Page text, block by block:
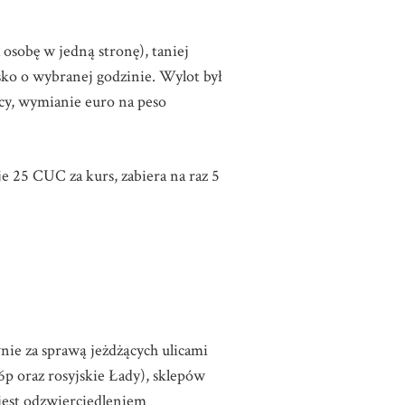
w jedną stronę), taniej
o wybranej godzinie. Wylot był
wymianie euro na peso
25 CUC za kurs, zabiera na raz 5
za sprawą jeżdżących ulicami
oraz rosyjskie Łady), sklepów